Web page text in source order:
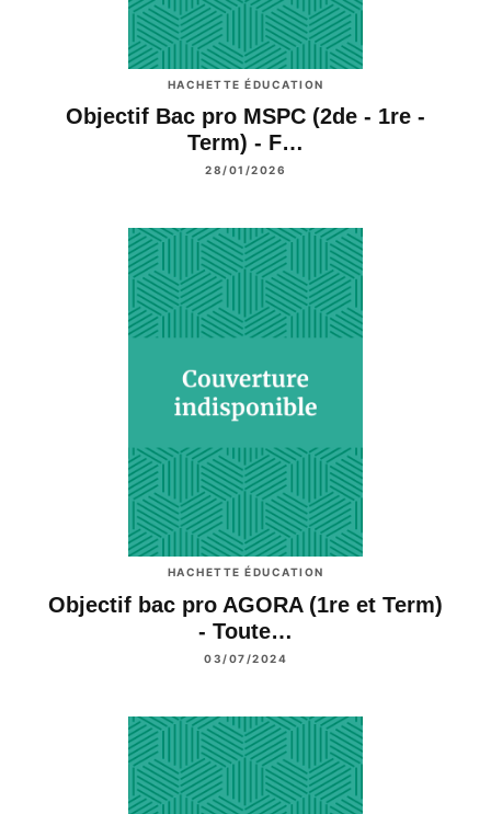
HACHETTE ÉDUCATION
Objectif Bac pro MSPC (2de - 1re -
Term) - F…
28/01/2026
HACHETTE ÉDUCATION
Objectif bac pro AGORA (1re et Term)
- Toute…
03/07/2024